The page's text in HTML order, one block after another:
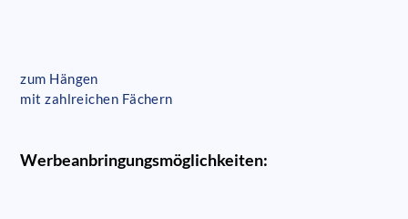
zum Hängen
mit zahlreichen Fächern
Werbeanbringungsmöglichkeiten: